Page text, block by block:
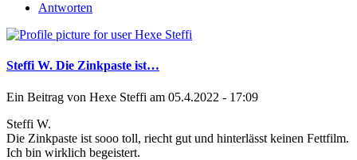
Antworten
Steffi W. Die Zinkpaste ist…
Ein Beitrag von Hexe Steffi am 05.4.2022 - 17:09
Steffi W.
Die Zinkpaste ist sooo toll, riecht gut und hinterlässt keinen Fettfilm.
Ich bin wirklich begeistert.